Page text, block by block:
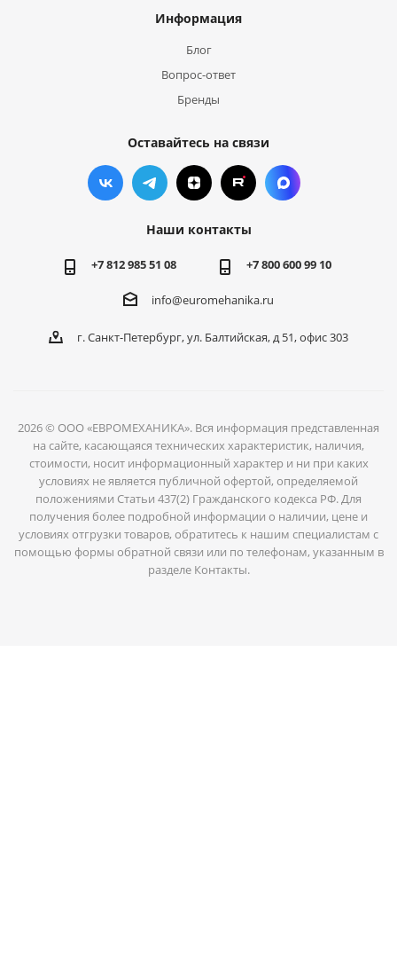
Информация
Блог
Вопрос-ответ
Бренды
Оставайтесь на связи
Наши контакты
+7 812 985 51 08 +7 800 600 99 10
info@euromehanika.ru
г. Санкт-Петербург, ул. Балтийская, д 51, офис 303
2026 © ООО «ЕВРОМЕХАНИКА». Вся информация представленная
на сайте, касающаяся технических характеристик, наличия,
стоимости, носит информационный характер и ни при каких
условиях не является публичной офертой, определяемой
положениями Статьи 437(2) Гражданского кодекса РФ. Для
получения более подробной информации о наличии, цене и
условиях отгрузки товаров, обратитесь к нашим специалистам с
помощью формы обратной связи или по телефонам, указанным в
разделе Контакты.